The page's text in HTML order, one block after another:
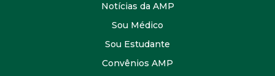
Notícias da AMP
Sou Médico
Sou Estudante
Convênios AMP